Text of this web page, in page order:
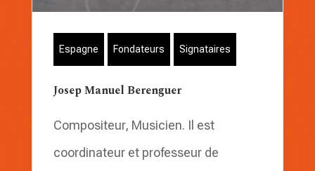
Espagne Fondateurs Signataires
Josep Manuel Berenguer
Compositeur, Musicien. Il est
coordinateur et professeur de